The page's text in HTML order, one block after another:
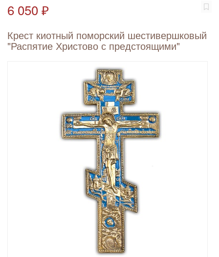
6 050 ₽
Крест киотный поморский шестивершковый
"Распятие Христово с предстоящими"